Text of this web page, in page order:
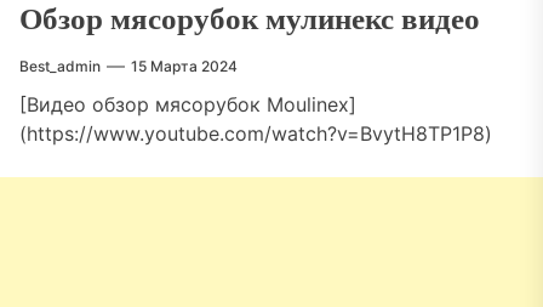
Обзор мясорубок мулинекс видео
Best_admin 15 Марта 2024
[Видео обзор мясорубок Moulinex]
(https://www.youtube.com/watch?v=BvytH8TP1P8)